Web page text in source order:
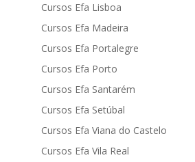
Cursos Efa Lisboa
Cursos Efa Madeira
Cursos Efa Portalegre
Cursos Efa Porto
Cursos Efa Santarém
Cursos Efa Setúbal
Cursos Efa Viana do Castelo
Cursos Efa Vila Real